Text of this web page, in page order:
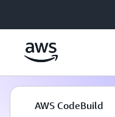
AWS CodeBuild